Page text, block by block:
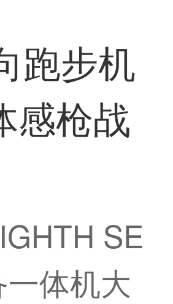
跑步机
感枪战
SE
体机大